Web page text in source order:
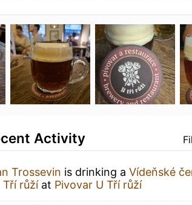
Activity
Trossevin is drinking a Vídeňské
Tří růžíat Pivovar U Tří růží